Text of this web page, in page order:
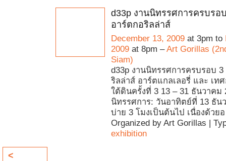
d33p งานนิทรรศการครบรอ
อาร์ตกอริลล่าส์
December 13, 2009 at 3pm to
2009 at 8pm –Art Gorillas
Siam)
d33p งานนิทรรศการครบรอบ
ริลล่าส์ อาร์ตแกลเลอรี่ และ เท
ใต้ดินครั้งที่ 3 13 – 31 ธันวาคม
นิทรรศการ: วันอาทิตย์ที่ 13 ธัน
บ่าย 3 โมงเป็นต้นไป เนื่องด้วยอ
Organized by Art Gorillas |
exhibition
<